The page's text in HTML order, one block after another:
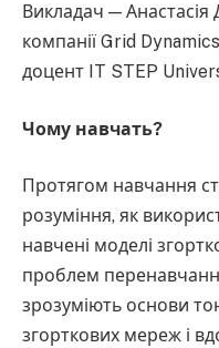
Викладач —
компанії Grid
доцент IT STEP
Чому навчать?
Протягом навчання
розуміння, як
навчені моделі
проблем
зрозуміють основи
згорткових мереж і